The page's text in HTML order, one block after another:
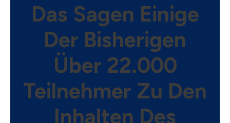
Das Sagen Einige
Der Bisherigen
Über 22.000
Teilnehmer Zu Den
Inhalten Des